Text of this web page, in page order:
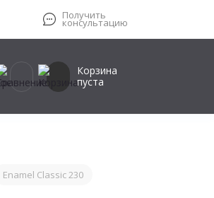
Получить
консультацию
Корзина
пуста
Enamel Classic 230